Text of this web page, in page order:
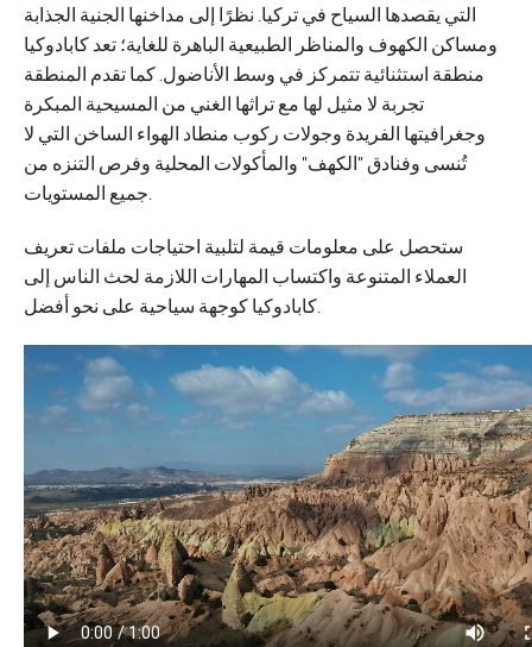
التي يقصدها السياح في تركيا. نظرًا إلى مداخنها الجنية الجذابة
ومساكن الكهوف والمناظر الطبيعية الباهرة للغاية؛ تعد كابادوكيا
منطقة استثنائية تتمركز في وسط الأناضول. كما تقدم المنطقة
تجربة لا مثيل لها مع تراثها الغني من المسيحية المبكرة
وجغرافيتها الفريدة وجولات ركوب منطاد الهواء الساخن التي لا
تُنسى وفنادق "الكهف" والمأكولات المحلية وفرص التنزه من
جميع المستويات.
ستحصل على معلومات قيمة لتلبية احتياجات ملفات تعريف
العملاء المتنوعة واكتساب المهارات اللازمة لحث الناس إلى
كابادوكيا كوجهة سياحية على نحو أفضل.